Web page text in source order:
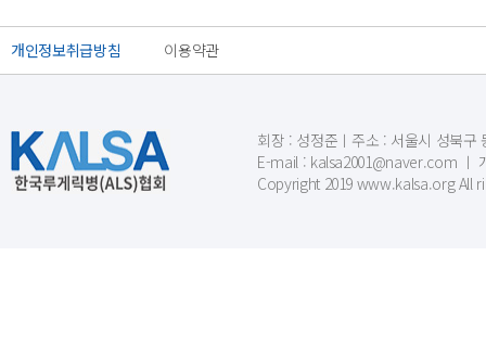
개인정보취급방침 이용약관
회장 : 성정준ㅣ주소 : 서울시 성북구
E-mail : kalsa2001@naver.com ㅣ
Copyright 2019 www.kalsa.org All